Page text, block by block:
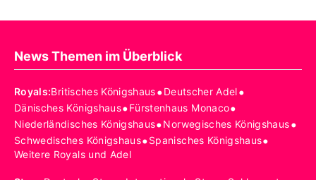
News Themen im Überblick
Royals:Britisches Königshaus•Deutscher Adel•
Dänisches Königshaus•Fürstenhaus Monaco•
Niederländisches Königshaus•Norwegisches Königshaus•
Schwedisches Königshaus•Spanisches Königshaus•
Weitere Royals und Adel